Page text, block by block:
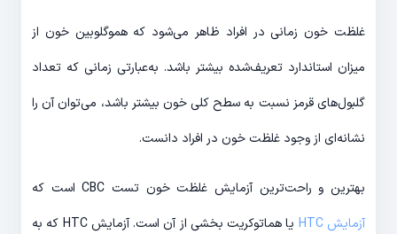
غلظت خون زمانی در افراد ظاهر می‌شود که هموگلوبین خون از
میزان استاندارد تعریف‌شده بیشتر باشد. به‌عبارتی زمانی که تعداد
گلبول‌های قرمز نسبت به سطح کلی خون بیشتر باشد، می‌توان آن را
نشانه‌ای از وجود غلظت خون در افراد دانست.
بهترین و راحت‌ترین آزمایش غلظت خون تست CBC است که
آزمایش HTC
یا هماتوکریت بخشی از آن است. آزمایش HTC که به